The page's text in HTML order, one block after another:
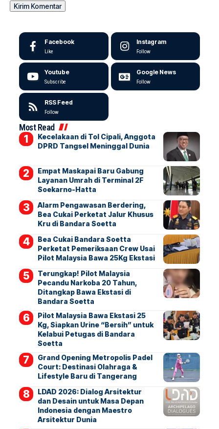
Facebook
Like
Instagram
Follow
Youtube
Subscribe
Google News
Follow
RSS Feed
Follow
Most Read
Kecelakaan di Tol Cipali, Anggota
DPRD Tangsel Meninggal Dunia
Empat Maskapai Baru Gabung
Layanan Umrah di Terminal 2F
Soekarno-Hatta
Alarm Pengawasan Berdering,
Bea Cukai Perketat Jalur Khusus
Kru di Bandara Soetta
Bea Cukai Bandara Soetta
Perketat Pemeriksaan Crew Usai
Pilot Malaysia Bawa 25Kg Ekstasi
Terungkap! Pilot Malaysia
Pecandu Narkoba 20 Tahun,
Ditangkap Bawa Ekstasi di
Bandara Soetta
Pilot Malaysia Bawa Ekstasi 25
Kg, Siapkan Urine “Bersih” untuk
Kelabui Petugas di Bandara
Soetta
Grand Opening Metropolis Padel
Court: Destinasi Olahraga &
Lifestyle Baru di Tangerang
LDAD 2026: Dialog Arsitektur
dan Desain untuk Masa Depan
Indonesia dengan Maestro
Arsitektur Dunia